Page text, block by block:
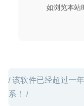
如浏览本站
/ 该软件已经超过一
系！ /